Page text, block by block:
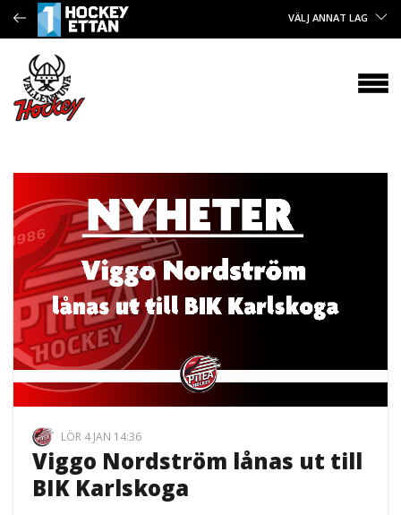
VÄLJ ANNAT LAG
LÖR 4 JAN 14:36
Viggo Nordström lånas ut till
BIK Karlskoga